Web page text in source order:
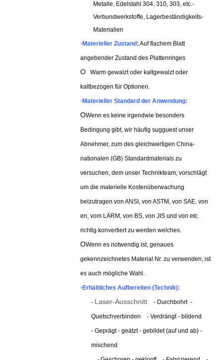
Metalle, Edelstahl 304, 310, 303, etc.-
Verbundwerkstoffe, Lagerbeständigkeits-
Materialien
· Materieller Zustand: Auf flachem Blatt
angebender Zustand des Plattenringes
O Warm gewalzt oder kaltgewalzt oder
kaltbezogen für Optionen.
· Materieller Standard der Anwendung:
OWenn es keine irgendwie besonders
Bedingung gibt, wir häufig sugguest unser
Abnehmer, zum des gleichwertigen China-
nationalen (GB) Standardmaterials zu
versuchen, dem unser Technikteam, vorschlägt
um die materielle Kostenüberwachung
beizutragen von ANSI, von ASTM, von SAE, von
en, vom LÄRM, von BS, von JIS und von etc.
richtig konvertiert zu werden welches.
OWenn es notwendig ist, genaues
gekennzeichnetes Material Nr. zu verwenden, ist
es auch mögliche Wahl.
· Erhältliches Aufbereiten (Technik):
- Laser-Ausschnitt - Durchbohrt -
Quetschverbinden - Verdrängt - bildend
- Geprägt - geätzt - gebildet (auf und ab) -
mischend